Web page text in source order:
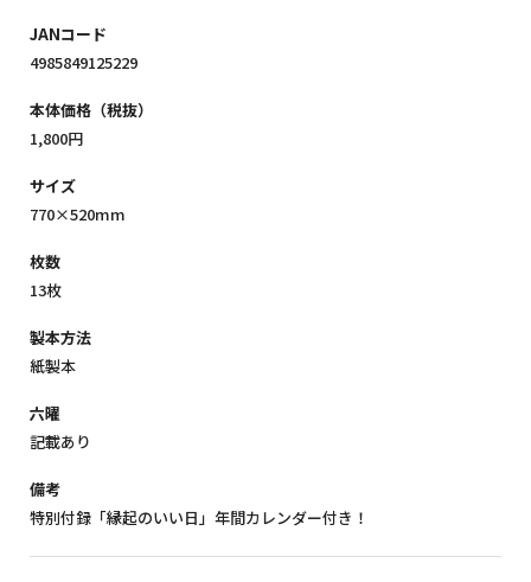
JANコード
4985849125229
本体価格（税抜）
1,800円
サイズ
770×520mm
枚数
13枚
製本方法
紙製本
六曜
記載あり
備考
特別付録「縁起のいい日」年間カレンダー付き！